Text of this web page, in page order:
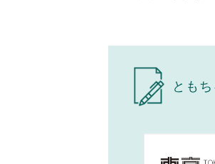
とも